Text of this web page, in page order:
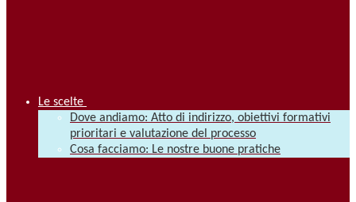
Le scelte
Dove andiamo: Atto di indirizzo, obiettivi formativi
prioritari e valutazione del processo
Cosa facciamo: Le nostre buone pratiche